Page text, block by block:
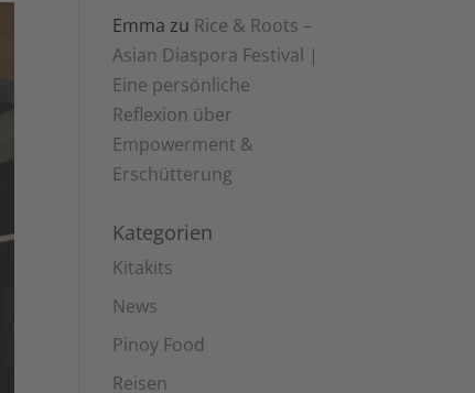
Emma zu Rice & Roots –
Asian Diaspora Festival |
Eine persönliche
Reflexion über
Empowerment &
Erschütterung
Kategorien
Kitakits
News
Pinoy Food
Reisen